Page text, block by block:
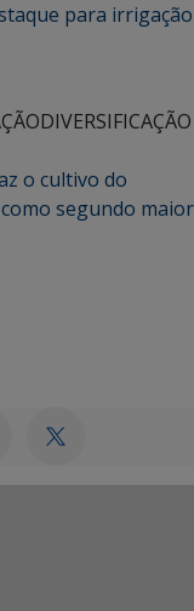
para irrigação
DIVERSIFICAÇÃO
o cultivo do
segundo maior